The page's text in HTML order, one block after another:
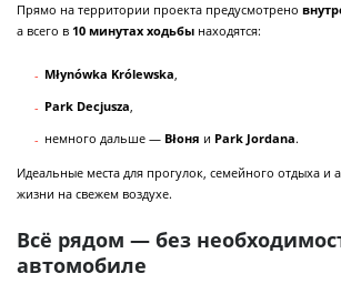
Прямо на территории проекта предусмотрено
а всего в 10 минутах ходьбы находятся:
Młynówka Królewska
Park Decjusza
немного дальше — Błоня и Park Jordana.
Идеальные места для прогулок, семейного отдыха и
жизни на свежем воздухе.
Всё рядом — без
автомобиле